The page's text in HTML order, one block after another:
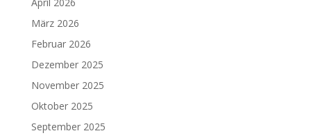
März 2026
Februar 2026
Dezember 2025
November 2025
Oktober 2025
September 2025